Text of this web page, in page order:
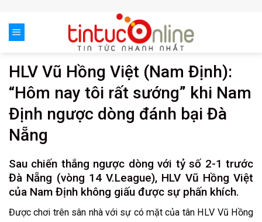
content
HLV Vũ Hồng Việt (Nam Định):
“Hôm nay tôi rất sướng” khi Nam
Định ngược dòng đánh bại Đà
Nẵng
Sau chiến thắng ngược dòng với tỷ số 2-1 trước
Đà Nẵng (vòng 14 V.League), HLV Vũ Hồng Việt
của Nam Định không giấu được sự phấn khích.
Được chơi trên sân nhà với sự có mặt của tân HLV Vũ Hồng